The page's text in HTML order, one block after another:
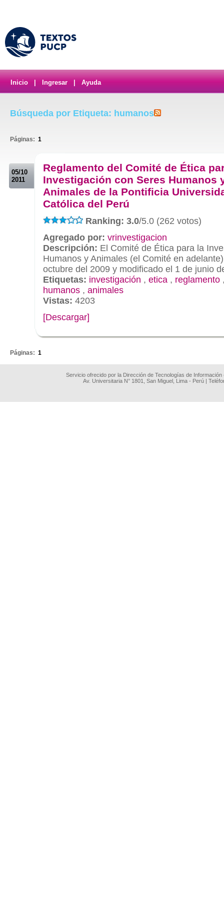
Inicio Ingresar Ayuda
Búsqueda por Etiqueta: humanos
Páginas: 1
05/10
2011
Reglamento del Comité de Ética
Investigación con Seres Humanos
Animales de la Pontificia
Católica del Perú
Ranking: 3.0/5.0 (262 votos)
Agregado por: vrinvestigacion
Descripción: El Comité de Ética para la
Humanos y Animales (el Comité en
octubre del 2009 y modificado el 1 de junio
Etiquetas: investigación , etica , reglamento
humanos , animales
Vistas: 4203
[Descargar]
Páginas: 1
Servicio ofrecido por la Dirección de Tecnologías de
Av. Universitaria N° 1801, San Miguel, Lima - Perú |